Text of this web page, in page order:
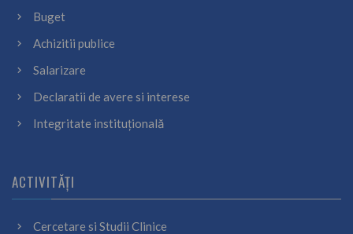
Buget
Achizitii publice
Salarizare
Declaratii de avere si interese
Integritate instituțională
ACTIVITĂȚI
Cercetare si Studii Clinice